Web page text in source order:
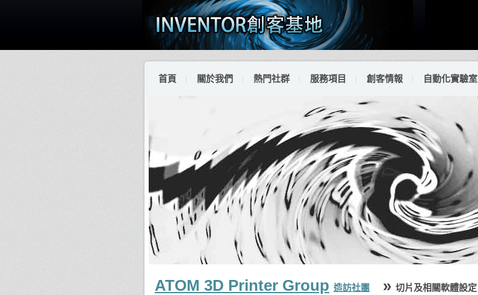
首頁 關於我們 熱門社群 服務項目 創客情報 自動化實驗室
ATOM 3D Printer Group 造訪社團 » 切片及相關軟體設定